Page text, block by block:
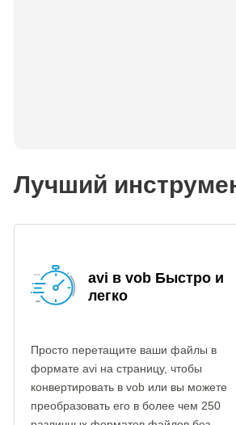
Лучший
avi в vob Быстро и
легко
Просто перетащите ваши файлы в
формате avi на страницу, чтобы
конвертировать в vob или вы можете
преобразовать его в более чем 250